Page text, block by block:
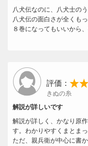
八犬伝なのに、八犬士の
八犬伝の面白さが全くも
８巻になってもいいから
評価：
きぬの糸
解説が詳しいです
解説が詳しく、かなり原
す。わかりやすくまとま
ただ、親兵衛が中心に書